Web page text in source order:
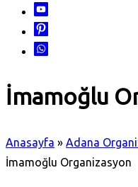
İmamoğlu
Anasayfa » Adana
İmamoğlu Organizasyon